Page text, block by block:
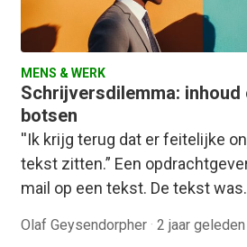
MENS & WERK
Schrijversdilemma: inhoud
botsen
''Ik krijg terug dat er feitelijke
tekst zitten.” Een
mail op een tekst. De tekst
Olaf Geysendorpher · 2 jaar geleden